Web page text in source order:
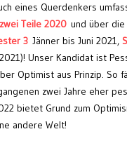
eines Querdenkers
zwei Teile 2020 und über
3 Jänner bis Juni 2021,
Unser Kandidat ist
Optimist aus Prinzip. So
zwei Jahre eher
bietet Grund zum
andere Welt!